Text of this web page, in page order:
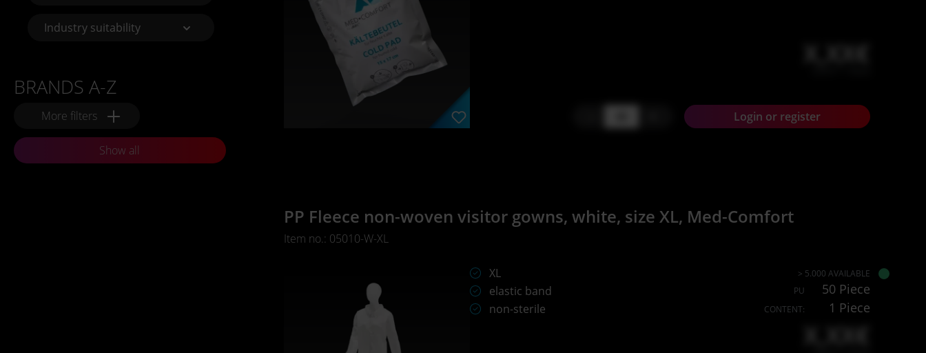
Industry suitability
BRANDS A-Z
More filters
Show all
X,XX€
Login or register
PP Fleece non-woven visitor gowns, white, size XL, Med-Comfort
Item no.: 05010-W-XL
XL
elastic band
non-sterile
> 5.000 AVAILABLE
PU
50 Piece
CONTENT: 1 Piece
X,XX€